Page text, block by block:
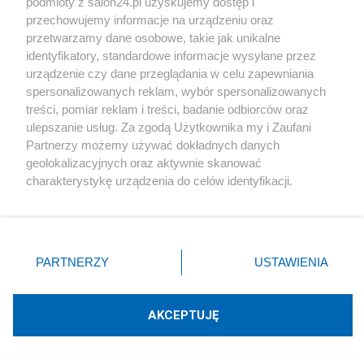
Napisz notkę
Podziel się swoją opinią
przechowujemy informacje na urządzeniu oraz
przetwarzamy dane osobowe, takie jak unikalne
identyfikatory, standardowe informacje wysyłane przez
urządzenie czy dane przeglądania w celu zapewniania
spersonalizowanych reklam, wybór spersonalizowanych
treści, pomiar reklam i treści, badanie odbiorców oraz
ulepszanie usług. Za zgodą Użytkownika my i Zaufani
Partnerzy możemy używać dokładnych danych
geolokalizacyjnych oraz aktywnie skanować
charakterystykę urządzenia do celów identyfikacji.
zmienić/wycofać klikając przycisk ustawień prywatności
znajdujący się w lewym dolnym rogu strony
rodzaje przetwarzania danych nie wymagają zgody
użytkownika, ale masz prawo sprzeciwić się takiemu
PARTNERZY USTAWIENIA
AKCEPTUJĘ